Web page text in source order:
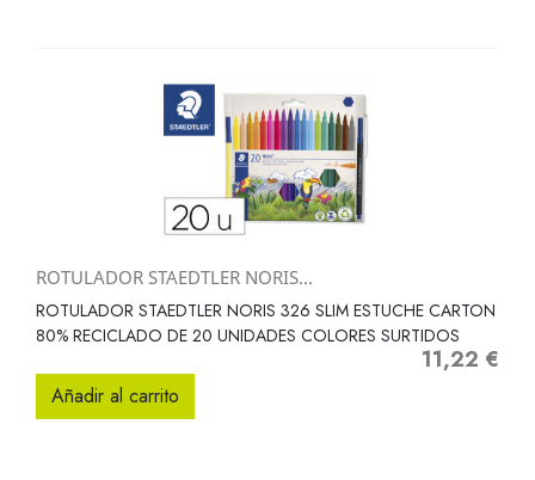
ROTULADOR STAEDTLER NORIS...
ROTULADOR STAEDTLER NORIS 326 SLIM ESTUCHE CARTON
80% RECICLADO DE 20 UNIDADES COLORES SURTIDOS
Precio
11,22 €
Añadir al carrito